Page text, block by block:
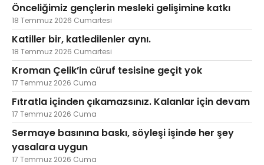
Önceliğimiz gençlerin mesleki gelişimine katkı
18 Temmuz 2026 Cumartesi
Katiller bir, katledilenler aynı.
18 Temmuz 2026 Cumartesi
Kroman Çelik’in cüruf tesisine geçit yok
17 Temmuz 2026 Cuma
Fıtratla içinden çıkamazsınız. Kalanlar için devam
17 Temmuz 2026 Cuma
Sermaye basınına baskı, söyleşi işinde her şey
yasalara uygun
17 Temmuz 2026 Cuma